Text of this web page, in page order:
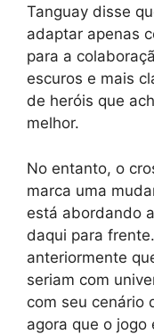
Tanguay disse
adaptar apenas
para a
escuros e mais
de heróis que
melhor.
No entanto, o
marca uma
está abordando
daqui para
anteriormente
seriam com
com seu cenário
agora que o jogo